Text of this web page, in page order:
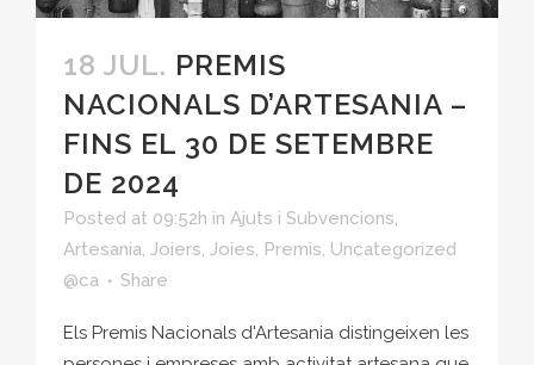
18 JUL. PREMIS
NACIONALS D’ARTESANIA –
FINS EL 30 DE SETEMBRE
DE 2024
Posted at 09:52h in Ajuts i Subvencions,
Artesania, Joiers, Joies, Premis, Uncategorized
@ca
Share
Els Premis Nacionals d'Artesania distingeixen les